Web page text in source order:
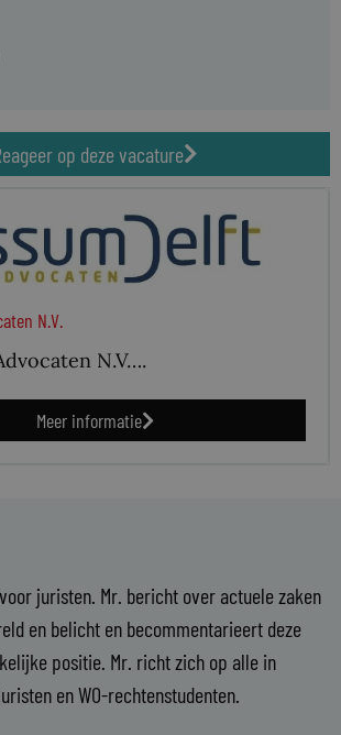
op deze vacature
N.V.
N.V….
Meer informatie
juristen. Mr. bericht over actuele zaken
en belicht en becommentarieert deze
positie. Mr. richt zich op alle in
en WO-rechtenstudenten.